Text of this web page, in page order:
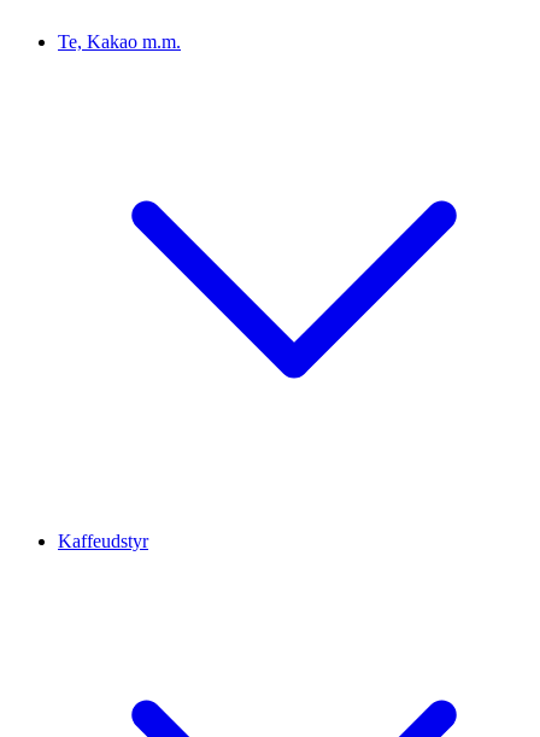
Te, Kakao m.m.
Kaffeudstyr